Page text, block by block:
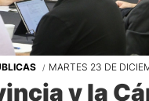
MARTES 23 DE
y la